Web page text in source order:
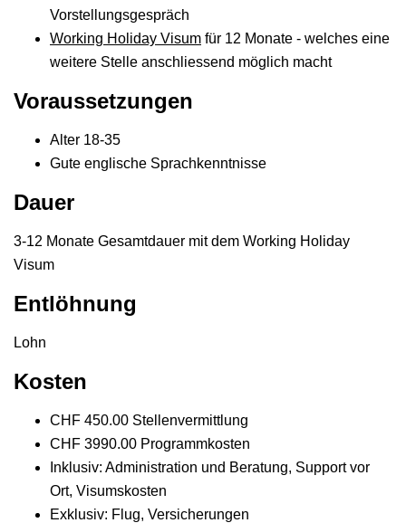
Vorstellungsgespräch
Working Holiday Visum für 12 Monate - welches eine
weitere Stelle anschliessend möglich macht
Voraussetzungen
Alter 18-35
Gute englische Sprachkenntnisse
Dauer
3-12 Monate Gesamtdauer mit dem Working Holiday
Visum
Entlöhnung
Lohn
Kosten
CHF 450.00 Stellenvermittlung
CHF 3990.00 Programmkosten
Inklusiv: Administration und Beratung, Support vor
Ort, Visumskosten
Exklusiv: Flug, Versicherungen